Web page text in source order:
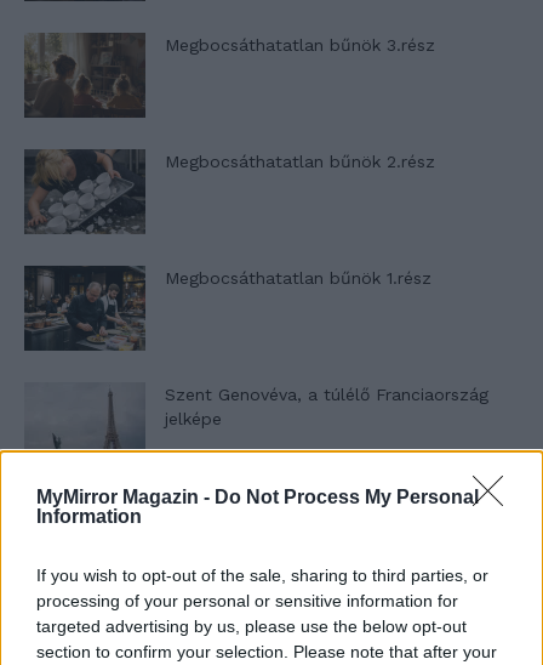
MyMirror Magazin - Do Not Process My Personal
Information
If you wish to opt-out of the sale, sharing to third parties, or
processing of your personal or sensitive information for
targeted advertising by us, please use the below opt-out
section to confirm your selection. Please note that after your
Megbocsáthatatlan bűnök 3.rész
Megbocsáthatatlan bűnök 2.rész
Megbocsáthatatlan bűnök 1.rész
Szent Genovéva, a túlélő Franciaország
jelképe
Minka 11. rész